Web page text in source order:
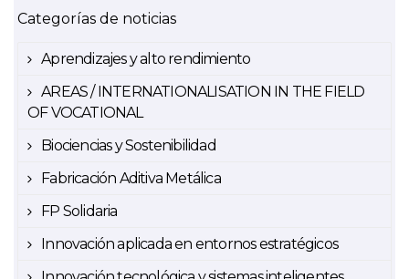
Categorías de noticias
Aprendizajes y alto rendimiento
AREAS / INTERNATIONALISATION IN THE FIELD
OF VOCATIONAL
Biociencias y Sostenibilidad
Fabricación Aditiva Metálica
FP Solidaria
Innovación aplicada en entornos estratégicos